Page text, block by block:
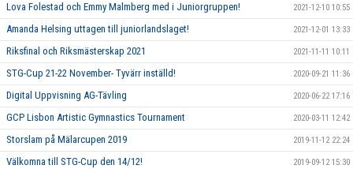
Lova Folestad och Emmy Malmberg med i Juniorgruppen! 2021-12-10 10:55
Amanda Helsing uttagen till juniorlandslaget! 2021-12-01 13:33
Riksfinal och Riksmästerskap 2021 2021-11-11 10:11
STG-Cup 21-22 November- Tyvärr inställd! 2020-09-21 11:36
Digital Uppvisning AG-Tävling 2020-06-22 17:16
GCP Lisbon Artistic Gymnastics Tournament 2020-03-11 12:42
Storslam på Mälarcupen 2019 2019-11-12 22:24
Välkomna till STG-Cup den 14/12! 2019-09-12 15:30